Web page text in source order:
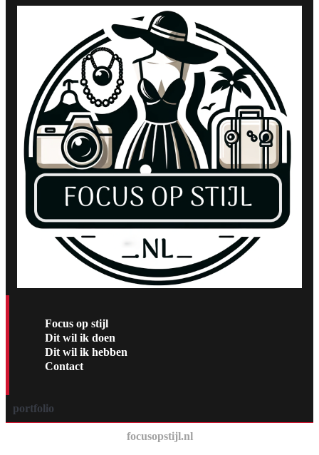
Focus op stijl
Dit wil ik doen
Dit wil ik hebben
Contact
portfolio
focusopstijl.nl